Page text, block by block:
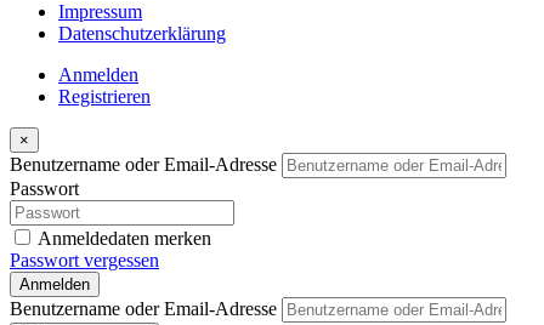
Impressum
Datenschutzerklärung
Anmelden
Registrieren
×
Benutzername oder Email-Adresse
Passwort
Anmeldedaten merken
Passwort vergessen
Anmelden
Benutzername oder Email-Adresse